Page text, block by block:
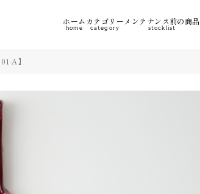
ホーム
home
カテゴリー
category
メンテナンス前の商品
stocklist
A】